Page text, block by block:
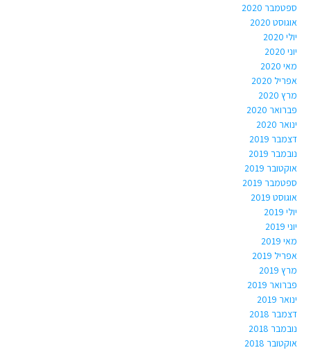
ספטמבר 2020
אוגוסט 2020
יולי 2020
יוני 2020
מאי 2020
אפריל 2020
מרץ 2020
פברואר 2020
ינואר 2020
דצמבר 2019
נובמבר 2019
אוקטובר 2019
ספטמבר 2019
אוגוסט 2019
יולי 2019
יוני 2019
מאי 2019
אפריל 2019
מרץ 2019
פברואר 2019
ינואר 2019
דצמבר 2018
נובמבר 2018
אוקטובר 2018